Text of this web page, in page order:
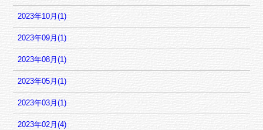
2023年10月(1)
2023年09月(1)
2023年08月(1)
2023年05月(1)
2023年03月(1)
2023年02月(4)